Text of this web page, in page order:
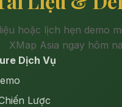
hoặc lịch hẹn demo
XMap Asia ngay hôm
Dịch Vụ
Lược